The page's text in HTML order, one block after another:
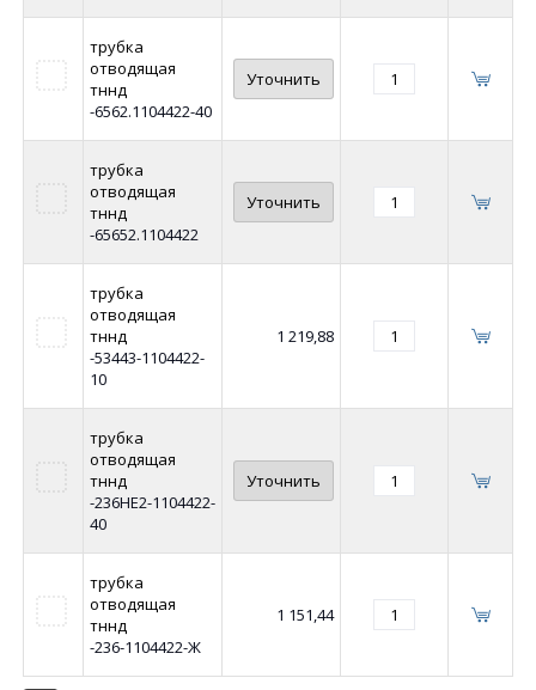
трубка
отводящая
тннд
-6562.1104422-40
Уточнить
трубка
отводящая
тннд
-65652.1104422
Уточнить
трубка
отводящая
тннд
-53443-1104422-
10
1 219,88
трубка
отводящая
тннд
-236НЕ2-1104422-
40
Уточнить
трубка
отводящая
тннд
-236-1104422-Ж
1 151,44